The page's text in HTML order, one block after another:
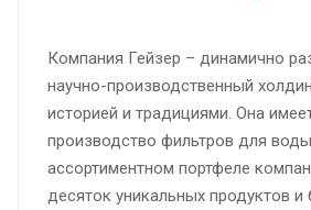
Компания Гейзер – динамично
научно-производственный
историей и традициями. Она
производство фильтров для
ассортиментном портфеле
десяток уникальных продуктов и